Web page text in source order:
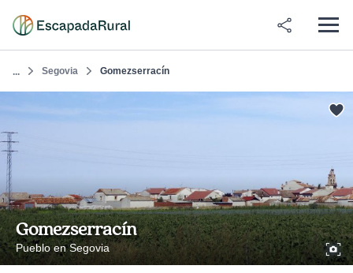
... Segovia Gomezserracín
Gomezserracín
Pueblo en Segovia